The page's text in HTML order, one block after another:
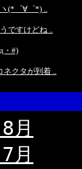
(*゜∀゜*) ..
ですけどね ..
・#)
ネクタが到着 ..
月
月